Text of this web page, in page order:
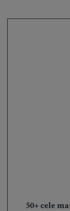
50+ cele